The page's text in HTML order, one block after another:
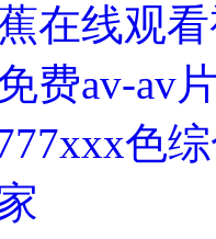
在线观
费av-av
色